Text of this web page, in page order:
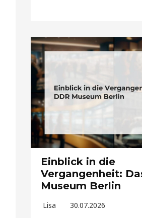
Einblick in die
Vergangenheit:
Museum Berlin
Lisa 30.07.2026